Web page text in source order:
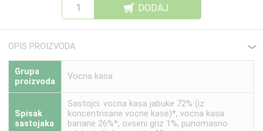
DODAJ
OPIS PROIZVODA ❮
Grupa
proizvoda
Vocna kasa
Spisak
sastojaka
Sastojci: vocna kasa jabuke 72% (iz
koncentrisane vocne kase)*, vocna kasa
banane 26%*, ovseni griz 1%, punomasno